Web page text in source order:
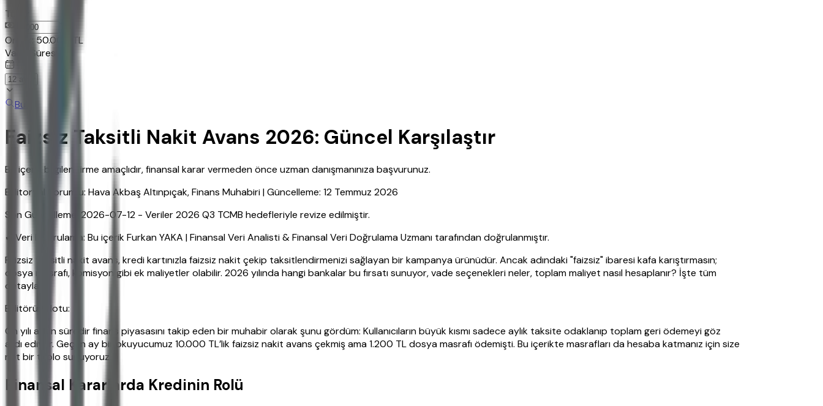
Tutar
Ornek: 50.000
TL
Vade Süresi
Bul
Faizsiz Taksitli Nakit Avans 2026: Güncel Karşılaştır
Bu içerik bilgilendirme amaçlıdır, finansal karar vermeden önce uzman danışmanınıza başvurunuz.
Editoryal Sorumlu: Hava Akbaş Altınpıçak, Finans Muhabiri | Güncelleme: 12 Temmuz 2026
Son Güncelleme: 2026-07-12 - Veriler 2026 Q3 TCMB hedefleriyle revize edilmiştir.
✔ Veri Doğrulama: Bu içerik Furkan YAKA | Finansal Veri Analisti & Finansal Veri Doğrulama Uzmanı tarafından doğrulanmıştır.
Faizsiz taksitli nakit avans, kredi kartınızla faizsiz nakit çekip taksitlendirmenizi sağlayan bir kampanya ürünüdür. Ancak adındaki "faizsiz" ibaresi kafa karıştırmasın;
dosya masrafı, komisyon gibi ek maliyetler olabilir. 2026 yılında hangi bankalar bu fırsatı sunuyor, vade seçenekleri neler, toplam maliyet nasıl hesaplanır? İşte tüm
detaylar.
Editörün Notu:
On yılı aşkın süredir finans piyasasını takip eden bir muhabir olarak şunu gördüm: Kullanıcıların büyük kısmı sadece aylık taksite odaklanıp toplam geri ödemeyi göz
ardı ediyor. Geçen ay bir okuyucumuz 10.000 TL’lik faizsiz nakit avans çekmiş ama 1.200 TL dosya masrafı ödemişti. Bu içerikte masrafları da hesaba katmanız için size
net bir tablo sunuyoruz.
Finansal Kararlarda Kredinin Rolü